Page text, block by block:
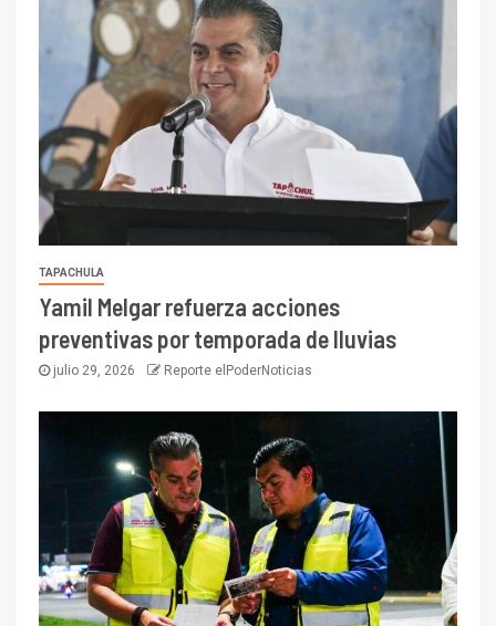
TAPACHULA
Yamil Melgar refuerza acciones
preventivas por temporada de lluvias
julio 29, 2026 Reporte elPoderNoticias